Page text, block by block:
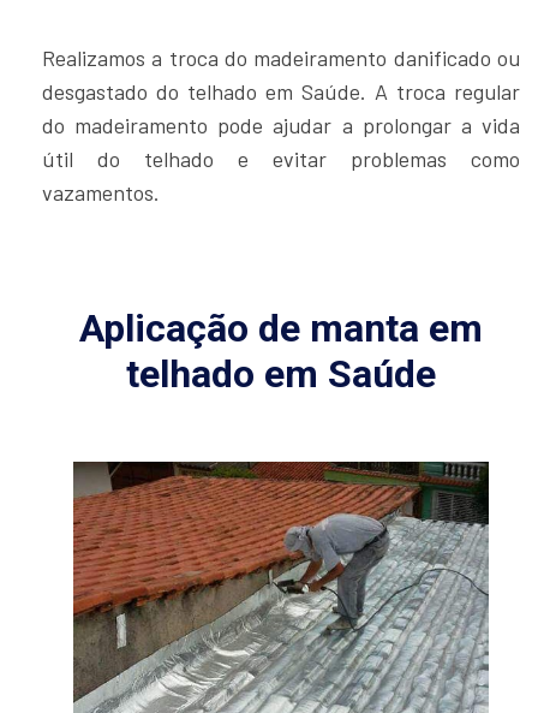
Realizamos a troca do madeiramento danificado ou
desgastado do telhado em Saúde. A troca regular
do madeiramento pode ajudar a prolongar a vida
útil do telhado e evitar problemas como
vazamentos.
Aplicação de manta em
telhado em Saúde